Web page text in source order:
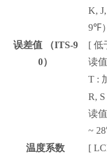
误差值
（ITS-9
0）
K,
9℉
[低
读
T :
R,
温度系数
读
~ 28
[